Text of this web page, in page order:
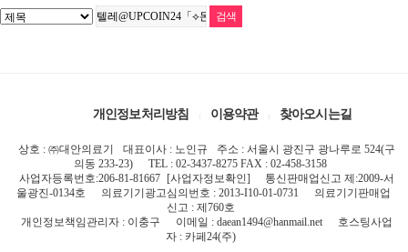
개인정보처리방침 이용약관 찾아오시는길
상호 : ㈜대안의료기 대표이사 : 노인규
주소 : 서울시 광진구 광나루로 524(구
의동 233-23)
TEL : 02-3437-8275 FAX : 02-458-3158
사업자등록번호:206-81-81667 [사업자정보확인]
통신판매업신고 제:2009-서
울광진-0134호
의료기기광고심의번호 : 2013-I10-01-0731
의료기기판매업
신고 : 제760호
개인정보책임관리자 : 이충구
이메일 : daean1494@hanmail.net
호스팅사업
자 : 카페24(주)